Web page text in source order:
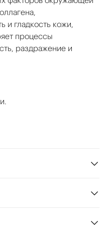
и гладкость кожи,
процессы
раздражение и